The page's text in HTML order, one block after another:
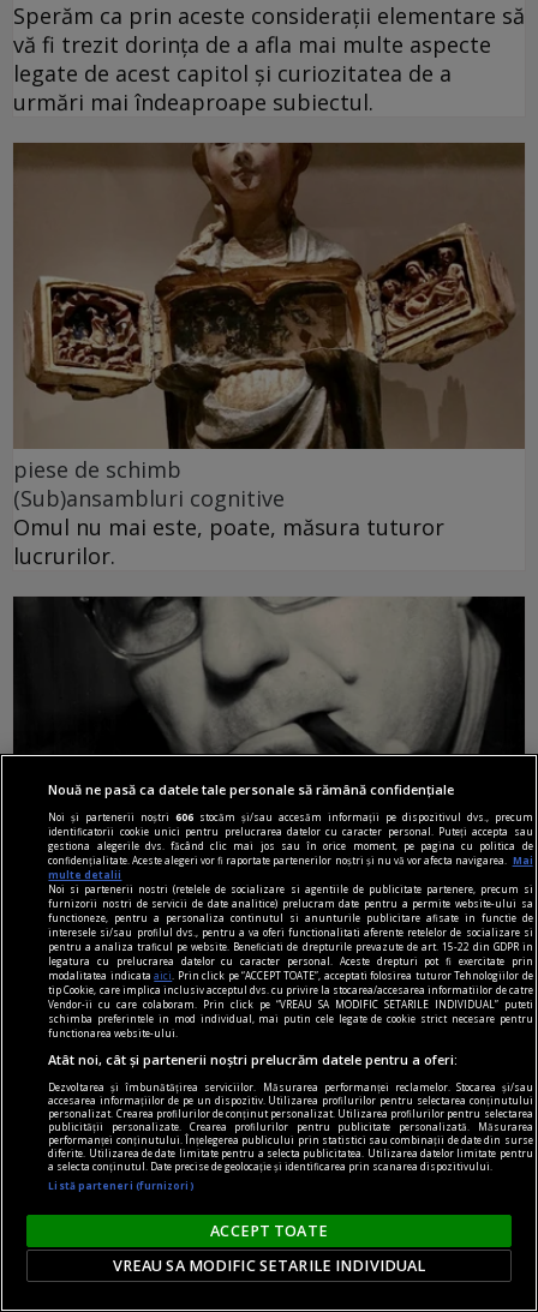
Sperăm ca prin aceste considerații elementare să
vă fi trezit dorința de a afla mai multe aspecte
legate de acest capitol și curiozitatea de a
urmări mai îndeaproape subiectul.
piese de schimb
(Sub)ansambluri cognitive
Omul nu mai este, poate, măsura tuturor
lucrurilor.
centenar - eugen barbu
Cu ură și abjecție
Mă amuz și eu, dar constatativ, de un alt episod,
grăitor, zic eu, cît zece.
Cosmin CIOTLOŞ
Nouă ne pasă ca datele tale personale să rămână confidențiale
Noi și partenerii noștri606 stocăm și/sau accesăm informații pe dispozitivul dvs., precum
identificatorii cookie unici pentru prelucrarea datelor cu caracter personal. Puteți accepta sau
gestiona alegerile dvs. făcând clic mai jos sau în orice moment, pe pagina cu politica de
confidențialitate. Aceste alegeri vor fi raportate partenerilor noștri și nu vă vor afecta navigarea.
Mai
multe detalii
Noi si partenerii nostri (retelele de socializare si agentiile de publicitate partenere, precum si
furnizorii nostri de servicii de date analitice) prelucram date pentru a permite website-ului sa
functioneze, pentru a personaliza continutul si anunturile publicitare afisate in functie de
interesele si/sau profilul dvs., pentru a va oferi functionalitati aferente retelelor de socializare si
pentru a analiza traficul pe website. Beneficiati de drepturile prevazute de art. 15-22 din GDPR in
legatura cu prelucrarea datelor cu caracter personal. Aceste drepturi pot fi exercitate prin
modalitatea indicataaici
. Prin click pe “ACCEPT TOATE”, acceptati folosirea tuturor Tehnologiilor de
tip Cookie, care implica inclusiv acceptul dvs. cu privire la stocarea/accesarea informatiilor de catre
Vendor-ii cu care colaboram. Prin click pe “VREAU SA MODIFIC SETARILE INDIVIDUAL” puteti
schimba preferintele in mod individual, mai putin cele legate de cookie strict necesare pentru
functionarea website-ului.
Atât noi, cât și partenerii noștri prelucrăm datele pentru a oferi:
Dezvoltarea și îmbunătățirea serviciilor. Măsurarea performanței reclamelor. Stocarea și/sau
accesarea informațiilor de pe un dispozitiv. Utilizarea profilurilor pentru selectarea conținutului
personalizat. Crearea profilurilor de conținut personalizat. Utilizarea profilurilor pentru selectarea
publicității personalizate. Crearea profilurilor pentru publicitate personalizată. Măsurarea
performanței conținutului. Înțelegerea publicului prin statistici sau combinații de date din surse
diferite. Utilizarea de date limitate pentru a selecta publicitatea. Utilizarea datelor limitate pentru
a selecta conținutul. Date precise de geolocație și identificarea prin scanarea dispozitivului.
Listă parteneri (furnizori)
ACCEPT TOATE
VREAU SA MODIFIC SETARILE INDIVIDUAL